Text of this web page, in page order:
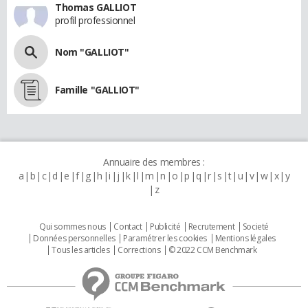
Thomas GALLIOT
profil professionnel
Nom "GALLIOT"
Famille "GALLIOT"
Annuaire des membres :
a b c d e f g h i j k l m n o p q r s t u v w x y
z
Qui sommes nous Contact Publicité Recrutement
Societé
Données personnelles
Paramétrer les cookies
Mentions légales
Tous les articles
Corrections © 2022 CCM Benchmark